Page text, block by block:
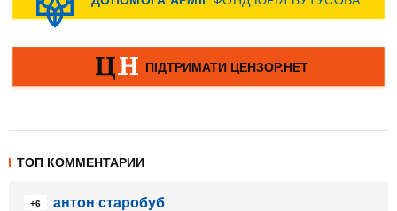
ТОП КОММЕНТАРИИ
+6
антон старобуб